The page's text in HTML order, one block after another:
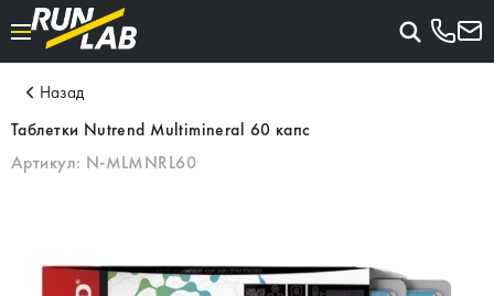
Назад
Таблетки Nutrend Multimineral 60 капс
Артикул: N-MLMNRL60